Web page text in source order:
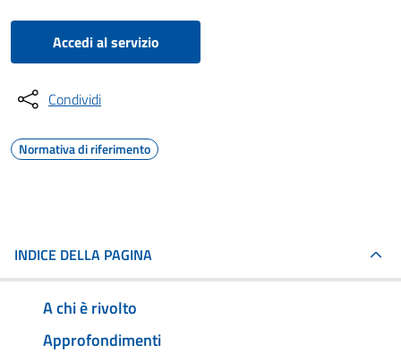
Accedi al servizio
Condividi
Normativa di riferimento
INDICE DELLA PAGINA
A chi è rivolto
Approfondimenti